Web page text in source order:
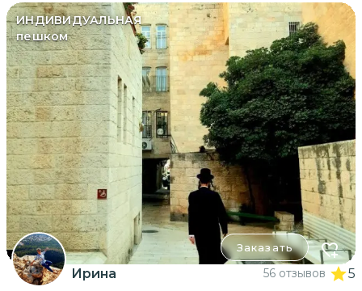
ИНДИВИДУАЛЬНАЯ
пешком
Заказать
Ирина 56 отзывов 5